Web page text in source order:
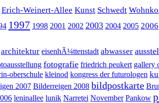
Erich-Weinert-Allee Kunst Schwedt
1997 1998 2001 2002 2003 2004 2005 2006
architektur eisenhÃ¼ttenstadt abwasser
fotografie friedrich peukert gallery
oberschule kleinod kongress der futurologen
2007 Bilderreigen 2008 bildpostkarte
leninallee lunik Narretei November Pankow